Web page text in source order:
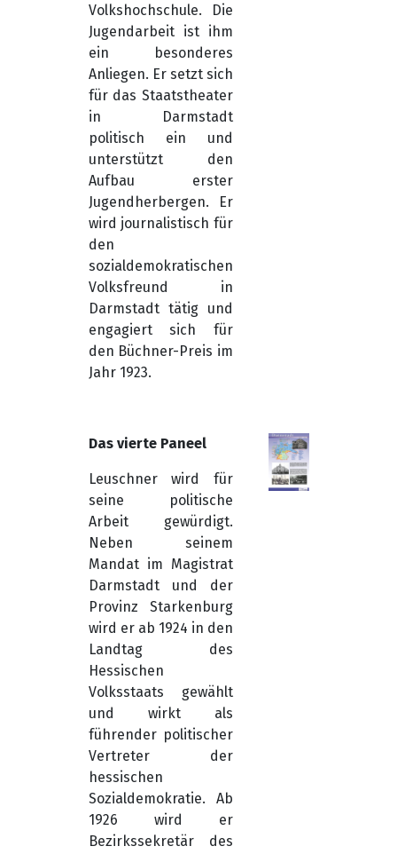
Volkshochschule. Die
Jugendarbeit ist ihm
ein besonderes
Anliegen. Er setzt sich
für das Staatstheater
in Darmstadt
politisch ein und
unterstützt den
Aufbau erster
Jugendherbergen. Er
wird journalistisch für
den
sozialdemokratischen
Volksfreund in
Darmstadt tätig und
engagiert sich für
den Büchner-Preis im
Jahr 1923.
Das vierte Paneel
Leuschner wird für
seine politische
Arbeit gewürdigt.
Neben seinem
Mandat im Magistrat
Darmstadt und der
Provinz Starkenburg
wird er ab 1924 in den
Landtag des
Hessischen
Volksstaats gewählt
und wirkt als
führender politischer
Vertreter der
hessischen
Sozialdemokratie. Ab
1926 wird er
Bezirkssekretär des